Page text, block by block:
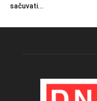
sačuvati...